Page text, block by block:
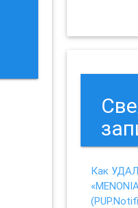
Как